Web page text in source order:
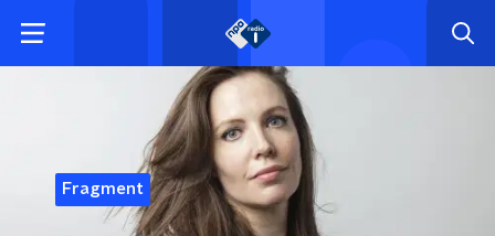
Fragment